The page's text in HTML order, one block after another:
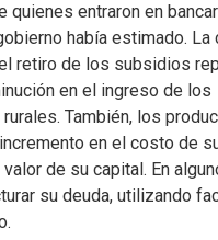
quienes entraron en
había estimado. La
retiro de los subsidios
en el ingreso de los
También, los
en el costo de
de su capital. En
su deuda, utilizando